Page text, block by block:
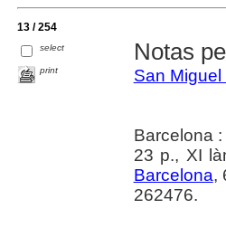
13 / 254
select
print
Notas
San
Barcelona
23 p., XI
Barcelona,
262476.